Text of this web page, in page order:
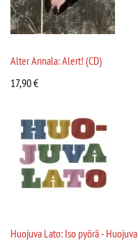
Alter Annala: Alert! (CD)
17,90€
Huojuva Lato: Iso pyörä - Huojuva